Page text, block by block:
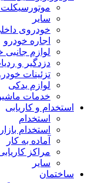
موتورسیکلت
سایر
خودروی
اجاره خودرو
لوازم جانبی
دزدگیر و
تزئینات
لوازم یدکی
خدمات
استخدام و کاریابی
استخدام
استخدام
آماده به کار
مراکز
سایر
ساختمان